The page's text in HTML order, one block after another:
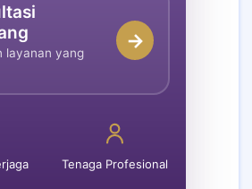
layanan yang
→
Tenaga Profesional